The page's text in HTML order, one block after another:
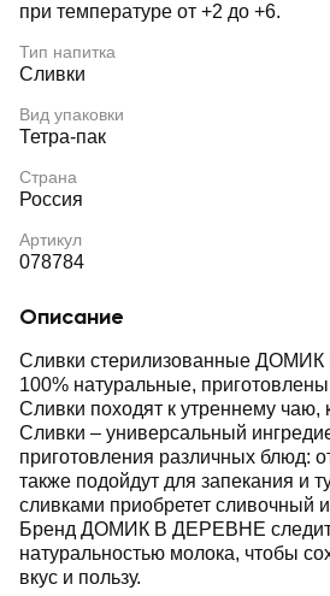
при температуре от +2 до +6.
Тип напитка
Сливки
Вид упаковки
Тетра-пак
Страна
Россия
Артикул
078784
Описание
Сливки стерилизованные
100% натуральные,
Сливки походят к утреннему чаю,
Сливки ‒ универсальный
приготовления различных блюд:
также подойдут для запекания и
сливками приобретет сливочный
Бренд ДОМИК В ДЕРЕВНЕ следит
натуральностью молока, чтобы
вкус и пользу.